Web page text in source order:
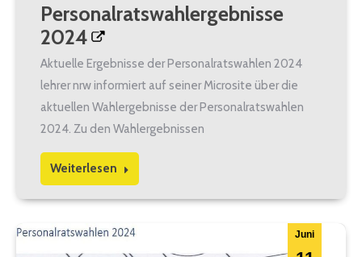
Personalratswahlergebnisse
2024
Aktuelle Ergebnisse der Personalratswahlen 2024
lehrer nrw informiert auf seiner Microsite über die
aktuellen Wahlergebnisse der Personalratswahlen
2024. Zu den Wahlergebnissen
Weiterlesen
Juni